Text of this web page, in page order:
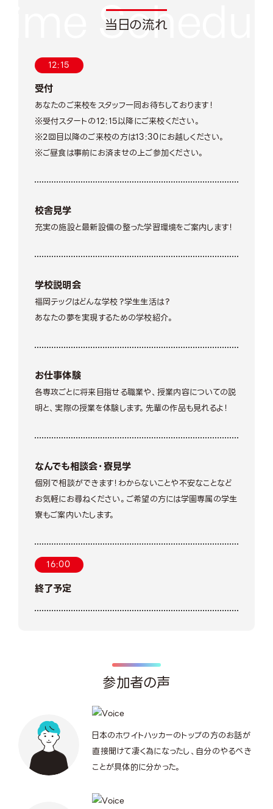
当日の流れ
12:15
受付
あなたのご来校をスタッフ一同お待ちしております！
※受付スタートの12:15以降にご来校ください。
※2回目以降のご来校の方は13:30にお越しください。
※ご昼食は事前にお済ませの上ご参加ください。
校舎見学
充実の施設と最新設備の整った学習環境をご案内します！
学校説明会
福岡テックはどんな学校？学生生活は？
あなたの夢を実現するための学校紹介。
お仕事体験
各専攻ごとに将来目指せる職業や、授業内容についての説
明と、実際の授業を体験します。先輩の作品も見れるよ！
なんでも相談会・寮見学
個別で相談ができます！わからないことや不安なことなど
お気軽にお尋ねください。ご希望の方には学園専属の学生
寮もご案内いたします。
16:00
終了予定
参加者の声
日本のホワイトハッカーのトップの方のお話が
直接聞けて凄く為になったし、自分のやるべき
ことが具体的に分かった。